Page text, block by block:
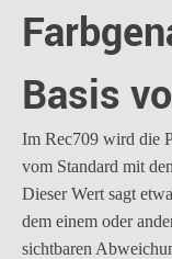
Basis
Im Rec709 wird die
vom Standard mit
Dieser Wert sagt
dem einem oder
sichtbaren